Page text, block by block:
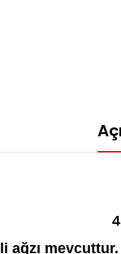
ağzı mevcuttur.